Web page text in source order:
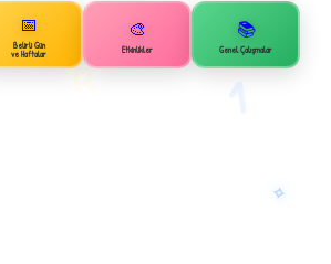
B
✧
📅
Belirli Gün
ve Haftalar
🎨
Etkinlikler
📚
Genel Çalışmalar
1